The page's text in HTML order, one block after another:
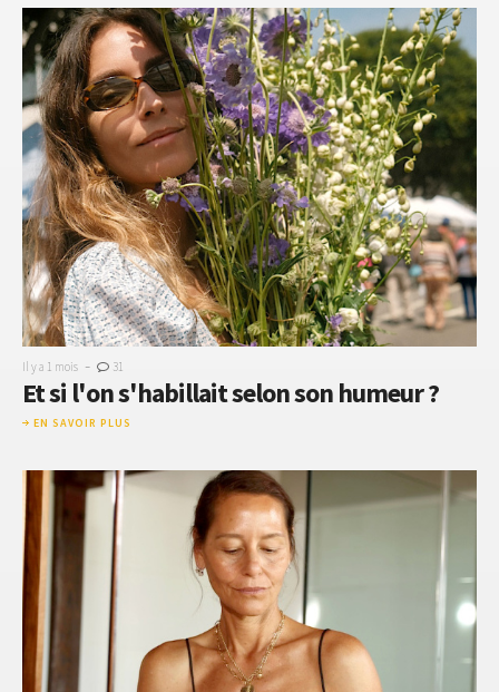
Il y a 1 mois - 31
Et si l'on s'habillait selon son humeur ?
EN SAVOIR PLUS